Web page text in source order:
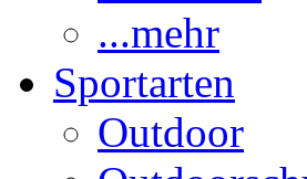
...mehr
Sportarten
Outdoor